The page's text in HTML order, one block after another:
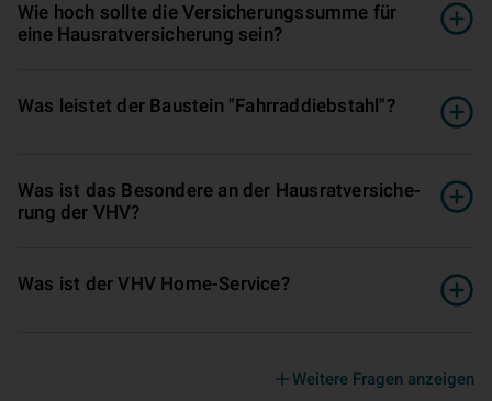
Wie hoch sollte die Versicherungssumme für
eine Hausratversicherung sein?
Was leistet der Baustein "Fahrraddiebstahl"?
Was ist das Besondere an der Hausrat­ver­si­che­
rung der VHV?
Was ist der VHV Home-Service?
Weitere Fragen anzeigen